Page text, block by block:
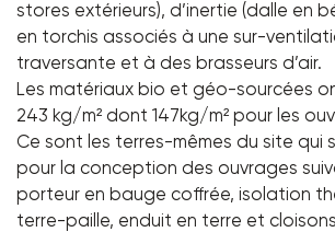
stores extérieurs), d’inertie (dalle en
en torchis associés à une sur-
traversante et à des brasseurs d’air.
Les matériaux bio et géo-sourcées
243 kg/m² dont 147kg/m² pour les
Ce sont les terres-mêmes du site qui
pour la conception des ouvrages
porteur en bauge coffrée, isolation
terre-paille, enduit en terre et